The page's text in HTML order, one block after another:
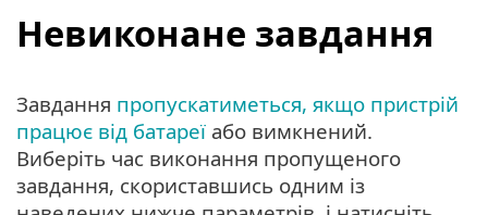
Невиконане завдання
Завдання пропускатиметься, якщо пристрій
працює від батареї або вимкнений.
Виберіть час виконання пропущеного
завдання, скориставшись одним із